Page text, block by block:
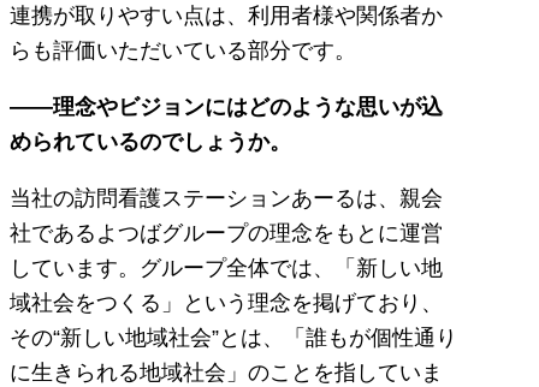
連携が取りやすい点は、利用者様や関係者か
らも評価いただいている部分です。
――理念やビジョンにはどのような思いが込
められているのでしょうか。
当社の訪問看護ステーションあーるは、親会
社であるよつばグループの理念をもとに運営
しています。グループ全体では、「新しい地
域社会をつくる」という理念を掲げており、
その“新しい地域社会”とは、「誰もが個性通り
に生きられる地域社会」のことを指していま